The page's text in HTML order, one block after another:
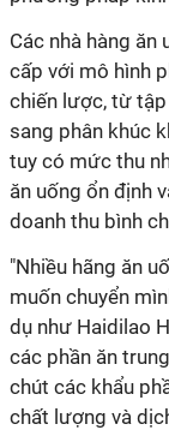
Các nhà hàng
cấp với mô hình
chiến lược, từ
sang phân khúc
tuy có mức thu
ăn uống ổn định
doanh thu bình
"Nhiều hãng ăn
muốn chuyển
dụ như Haidilao
các phần ăn
chút các khẩu
chất lượng và